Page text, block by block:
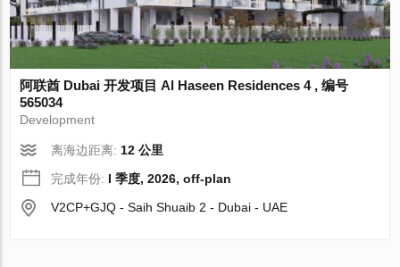
阿联酋 Dubai 开发项目 Al Haseen Residences 4 , 编号
565034
Development
离海边距离: 12 公里
完成年份: I 季度, 2026, off-plan
V2CP+GJQ - Saih Shuaib 2 - Dubai - UAE